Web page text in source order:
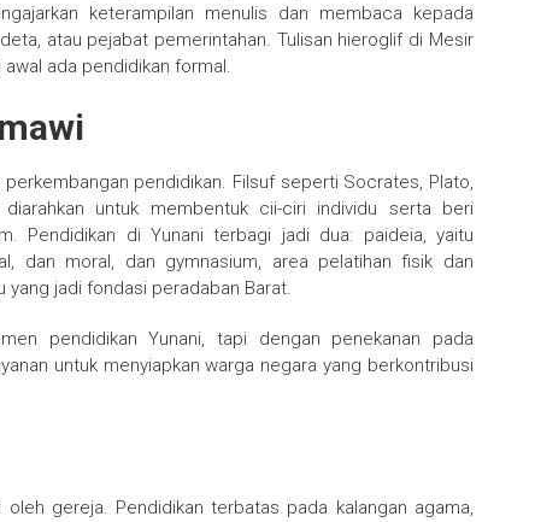
keterampilan menulis dan membaca kepada
atau pejabat pemerintahan. Tulisan hieroglif di Mesir
ada pendidikan formal.
pendidikan. Filsuf seperti Socrates, Plato,
untuk membentuk cii-ciri individu serta beri
Pendidikan di Yunani terbagi jadi dua: paideia, yaitu
dan moral, dan gymnasium, area pelatihan fisik dan
yang jadi fondasi peradaban Barat.
pendidikan Yunani, tapi dengan penekanan pada
untuk menyiapkan warga negara yang berkontribusi
gereja. Pendidikan terbatas pada kalangan agama,